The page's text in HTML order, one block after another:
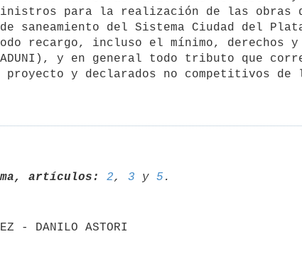
para la realización de las
saneamiento del Sistema Ciudad del
recargo, incluso el mínimo, derechos
y en general todo tributo que
y declarados no competitivos
artículos: 2, 3 y 5
- DANILO ASTORI